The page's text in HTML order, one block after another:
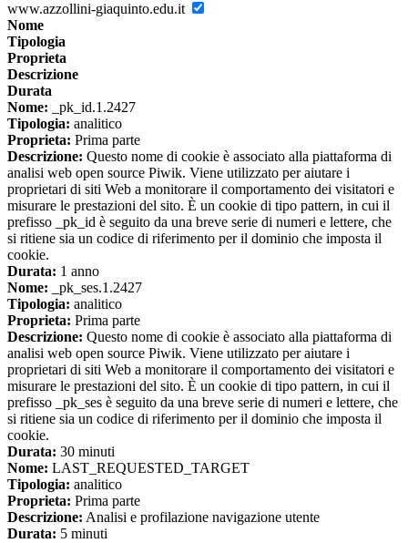
www.azzollini-giaquinto.edu.it
Nome
Tipologia
Proprieta
Descrizione
Durata
Nome: _pk_id.1.2427
Tipologia: analitico
Proprieta: Prima parte
Descrizione: Questo nome di cookie è associato alla piattaforma di
analisi web open source Piwik. Viene utilizzato per aiutare i
proprietari di siti Web a monitorare il comportamento dei visitatori e
misurare le prestazioni del sito. È un cookie di tipo pattern, in cui il
prefisso _pk_id è seguito da una breve serie di numeri e lettere, che
si ritiene sia un codice di riferimento per il dominio che imposta il
cookie.
Durata: 1 anno
Nome: _pk_ses.1.2427
Tipologia: analitico
Proprieta: Prima parte
Descrizione: Questo nome di cookie è associato alla piattaforma di
analisi web open source Piwik. Viene utilizzato per aiutare i
proprietari di siti Web a monitorare il comportamento dei visitatori e
misurare le prestazioni del sito. È un cookie di tipo pattern, in cui il
prefisso _pk_ses è seguito da una breve serie di numeri e lettere, che
si ritiene sia un codice di riferimento per il dominio che imposta il
cookie.
Durata: 30 minuti
Nome: LAST_REQUESTED_TARGET
Tipologia: analitico
Proprieta: Prima parte
Descrizione: Analisi e profilazione navigazione utente
Durata: 5 minuti